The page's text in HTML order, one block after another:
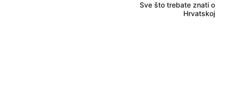
Sve što trebate znati o
Hrvatskoj